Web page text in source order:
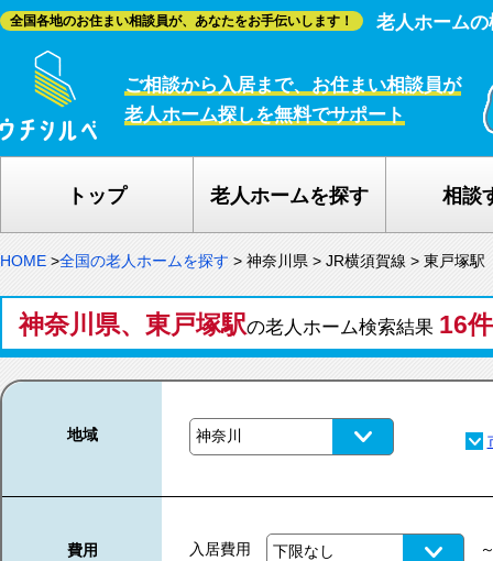
全国各地のお住まい相談員が、あなたをお手伝いします！ 老人ホーム
ご相談から入居まで、お住まい相談員が
老人ホーム探しを無料でサポート
トップ 老人ホームを探す 相談
HOME >全国の老人ホームを探す > 神奈川県 > JR横須賀線 > 東戸塚駅
神奈川県、東戸塚駅の老人ホーム検索結果 16件
地域
費用 入居費用